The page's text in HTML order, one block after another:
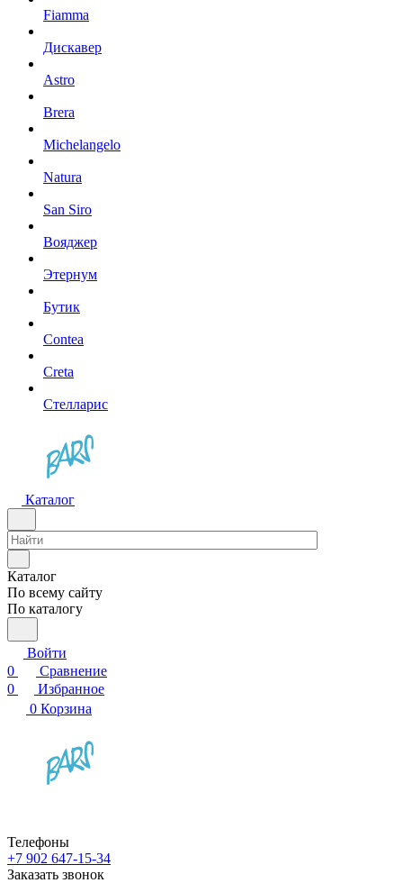
Fiamma
Дискавер
Astro
Brera
Michelangelo
Natura
San Siro
Вояджер
Этернум
Бутик
Contea
Creta
Стелларис
Каталог
Каталог
По всему сайту
По каталогу
Войти
0
Сравнение
0
Избранное
0 Корзина
Телефоны
+7 902 647-15-34
Заказать звонок